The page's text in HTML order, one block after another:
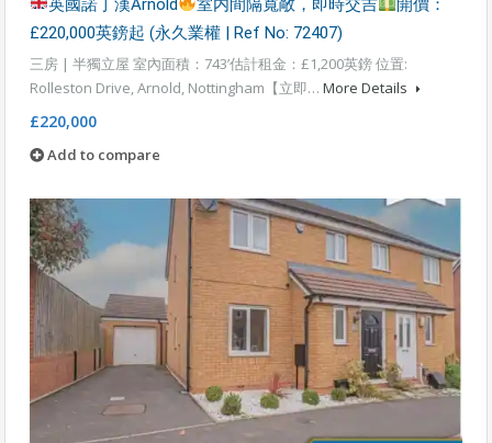
英國諾丁漢Arnold 室内間隔寬敞，即時交吉
開價：
£220,000英鎊起 (永久業權 | Ref No: 72407)
三房 | 半獨立屋 室內面積：743’估計租金：£1,200英鎊 位置:
Rolleston Drive, Arnold, Nottingham【立即… More Details
£220,000
Add to compare